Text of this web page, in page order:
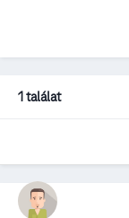
1 találat